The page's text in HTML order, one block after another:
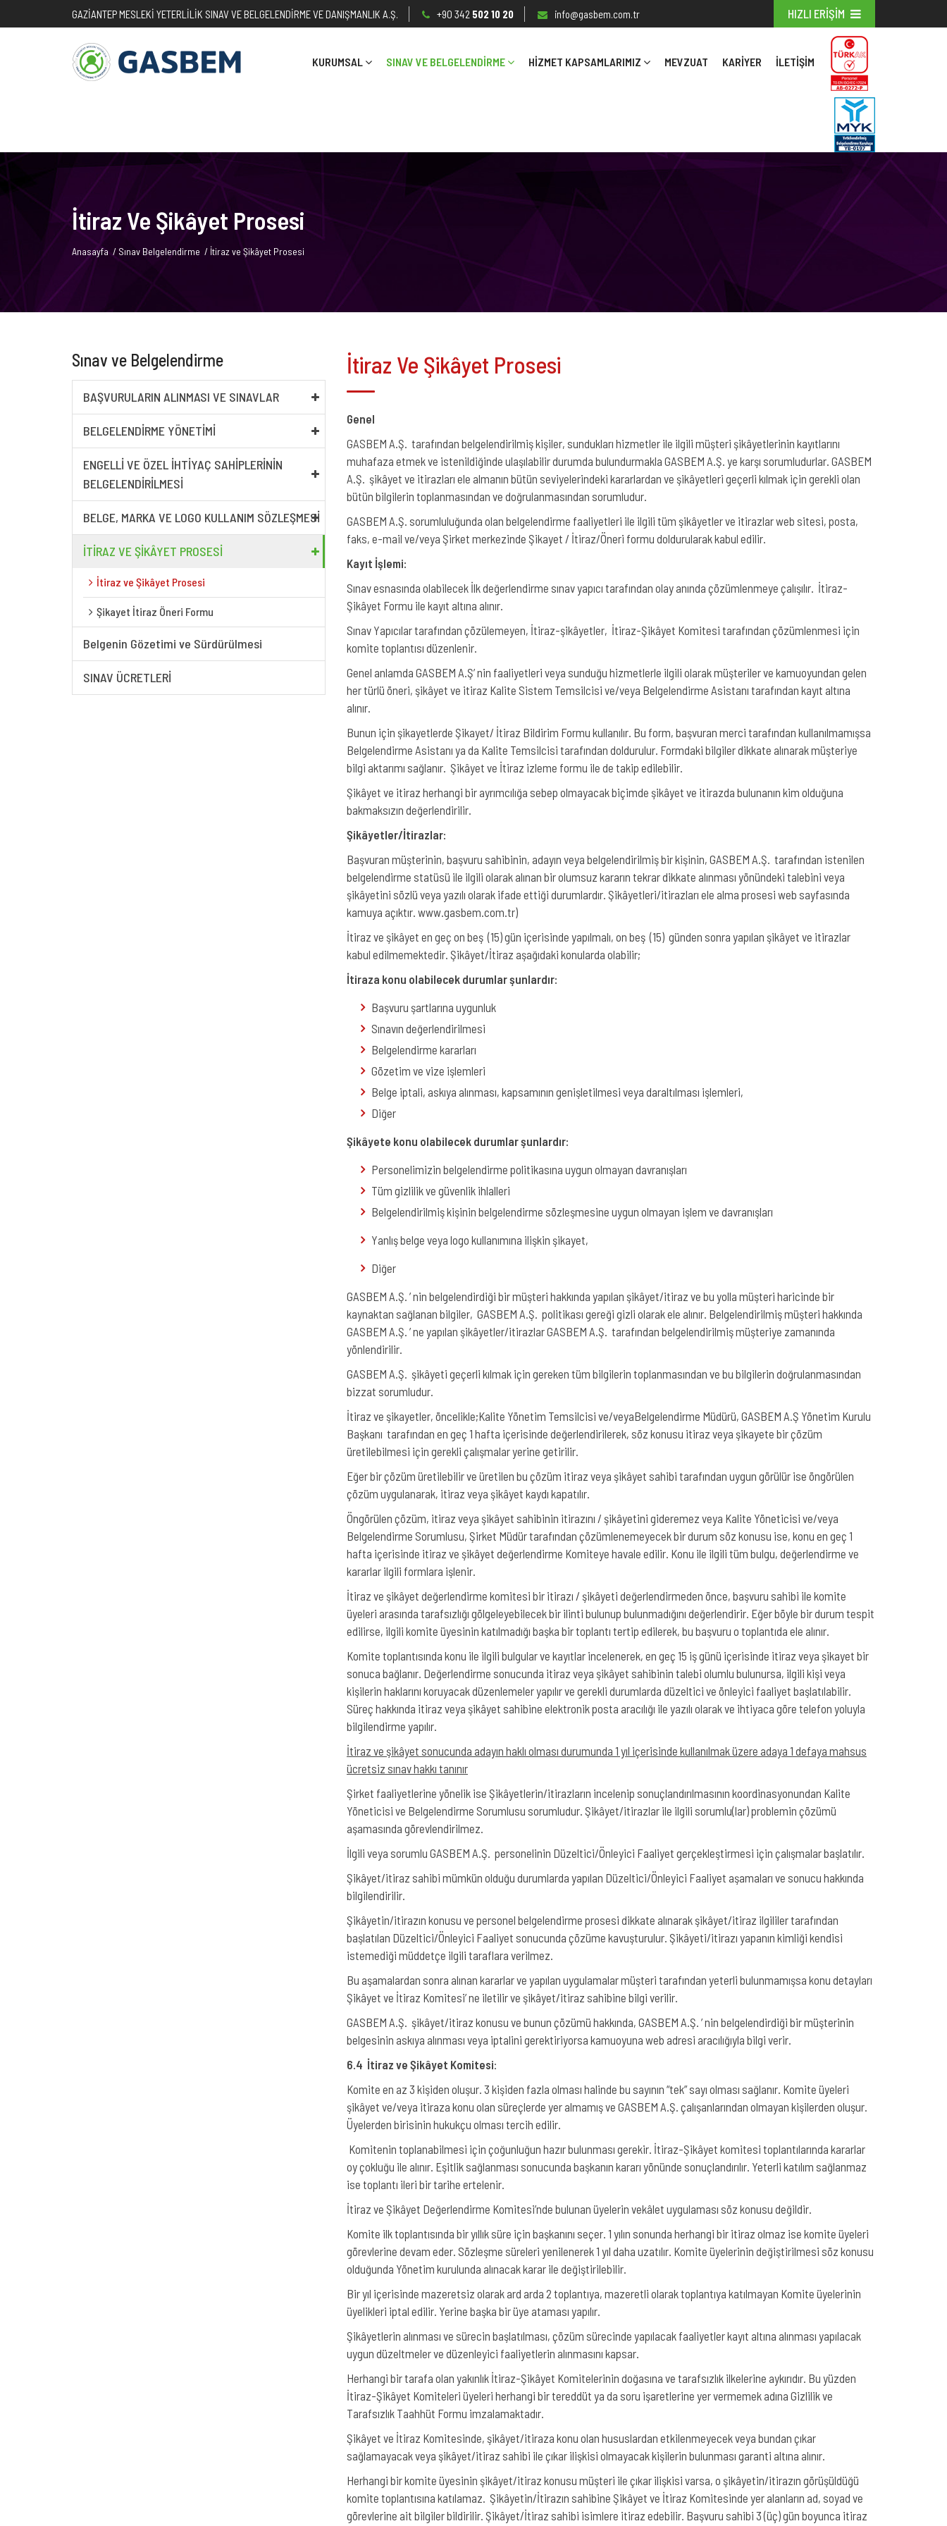
GAZIANTEP MESLEKI YETERLILIK SINAV VE BELGELENDIRME VE DANIŞMANLIK A.Ş. +90 342 502 10 20 info@gasbem.com.tr HIZLI ERİŞİM
KURUMSAL SINAV VE BELGELENDİRME HIZMET KAPSAMLARIMIZ MEVZUAT KARİYER İLETIŞIM
İtiraz Ve Şikâyet Prosesi
Anasayfa/ Sınav Belgelendirme / İtiraz ve Şikâyet Prosesi
Sınav ve Belgelendirme
BAŞVURULARIN ALINMASI VE SINAVLAR
BELGELENDIRME YÖNETIMI
ENGELLI VE ÖZEL İHTIYAÇ SAHIPLERININ
BELGELENDIRILMESI
BELGE, MARKA VE LOGO KULLANIM SÖZLEŞMESI
İTIRAZ VE ŞIKÂYET PROSESI
İtiraz ve Şikâyet Prosesi
Şikayet İtiraz Öneri Formu
Belgenin Gözetimi ve Sürdürülmesi
SINAV ÜCRETLERİ
İtiraz Ve Şikâyet Prosesi
Genel
GASBEM A.Ş. tarafından belgelendirilmiş kişiler, sundukları hizmetler ile ilgili müşteri şikâyetlerinin kayıtlarını
muhafaza etmek ve istenildiğinde ulaşılabilir durumda bulundurmakla GASBEM A.Ş. ye karşı sorumludurlar. GASBEM
A.Ş. şikâyet ve itirazları ele almanın bütün seviyelerindeki kararlardan ve şikâyetleri geçerli kılmak için gerekli olan
bütün bilgilerin toplanmasından ve doğrulanmasından sorumludur.
GASBEM A.Ş. sorumluluğunda olan belgelendirme faaliyetleri ile ilgili tüm şikâyetler ve itirazlar web sitesi, posta,
faks, e-mail ve/veya Şirket merkezinde Şikayet / İtiraz/Öneri formu doldurularak kabul edilir.
Kayıt İşlemi:
Sınav esnasında olabilecek İlk değerlendirme sınav yapıcı tarafından olay anında çözümlenmeye çalışılır. İtiraz-
Şikâyet Formu ile kayıt altına alınır.
Sınav Yapıcılar tarafından çözülemeyen, İtiraz-şikâyetler, İtiraz-Şikâyet Komitesi tarafından çözümlenmesi için
komite toplantısı düzenlenir.
Genel anlamda GASBEM A.Ş’ nin faaliyetleri veya sunduğu hizmetlerle ilgili olarak müşteriler ve kamuoyundan gelen
her türlü öneri, şikâyet ve itiraz Kalite Sistem Temsilcisi ve/veya Belgelendirme Asistanı tarafından kayıt altına
alınır.
Bunun için şikayetlerde Şikayet/ İtiraz Bildirim Formu kullanılır. Bu form, başvuran merci tarafından kullanılmamışsa
Belgelendirme Asistanı ya da Kalite Temsilcisi tarafından doldurulur. Formdaki bilgiler dikkate alınarak müşteriye
bilgi aktarımı sağlanır. Şikâyet ve İtiraz izleme formu ile de takip edilebilir.
Şikâyet ve itiraz herhangi bir ayrımcılığa sebep olmayacak biçimde şikâyet ve itirazda bulunanın kim olduğuna
bakmaksızın değerlendirilir.
Şikâyetler/İtirazlar:
Başvuran müşterinin, başvuru sahibinin, adayın veya belgelendirilmiş bir kişinin, GASBEM A.Ş. tarafından istenilen
belgelendirme statüsü ile ilgili olarak alınan bir olumsuz kararın tekrar dikkate alınması yönündeki talebini veya
şikâyetini sözlü veya yazılı olarak ifade ettiği durumlardır. Şikâyetleri/itirazları ele alma prosesi web sayfasında
kamuya açıktır. www.gasbem.com.tr)
İtiraz ve şikâyet en geç on beş (15) gün içerisinde yapılmalı, on beş (15) günden sonra yapılan şikâyet ve itirazlar
kabul edilmemektedir. Şikâyet/İtiraz aşağıdaki konularda olabilir;
İtiraza konu olabilecek durumlar şunlardır:
Başvuru şartlarına uygunluk
Sınavın değerlendirilmesi
Belgelendirme kararları
Gözetim ve vize işlemleri
Belge iptali, askıya alınması, kapsamının genişletilmesi veya daraltılması işlemleri,
Diğer
Şikâyete konu olabilecek durumlar şunlardır:
Personelimizin belgelendirme politikasına uygun olmayan davranışları
Tüm gizlilik ve güvenlik ihlalleri
Belgelendirilmiş kişinin belgelendirme sözleşmesine uygun olmayan işlem ve davranışları
Yanlış belge veya logo kullanımına ilişkin şikayet,
Diğer
GASBEM A.Ş. ’ nin belgelendirdiği bir müşteri hakkında yapılan şikâyet/itiraz ve bu yolla müşteri haricinde bir
kaynaktan sağlanan bilgiler, GASBEM A.Ş. politikası gereği gizli olarak ele alınır. Belgelendirilmiş müşteri hakkında
GASBEM A.Ş. ’ ne yapılan şikâyetler/itirazlar GASBEM A.Ş. tarafından belgelendirilmiş müşteriye zamanında
yönlendirilir.
GASBEM A.Ş. şikâyeti geçerli kılmak için gereken tüm bilgilerin toplanmasından ve bu bilgilerin doğrulanmasından
bizzat sorumludur.
İtiraz ve şikayetler, öncelikle;Kalite Yönetim Temsilcisi ve/veyaBelgelendirme Müdürü, GASBEM A.Ş Yönetim Kurulu
Başkanı tarafından en geç 1 hafta içerisinde değerlendirilerek, söz konusu itiraz veya şikayete bir çözüm
üretilebilmesi için gerekli çalışmalar yerine getirilir.
Eğer bir çözüm üretilebilir ve üretilen bu çözüm itiraz veya şikâyet sahibi tarafından uygun görülür ise öngörülen
çözüm uygulanarak, itiraz veya şikâyet kaydı kapatılır.
Öngörülen çözüm, itiraz veya şikâyet sahibinin itirazını / şikâyetini gideremez veya Kalite Yöneticisi ve/veya
Belgelendirme Sorumlusu, Şirket Müdür tarafından çözümlenemeyecek bir durum söz konusu ise, konu en geç 1
hafta içerisinde itiraz ve şikâyet değerlendirme Komiteye havale edilir. Konu ile ilgili tüm bulgu, değerlendirme ve
kararlar ilgili formlara işlenir.
İtiraz ve şikâyet değerlendirme komitesi bir itirazı / şikâyeti değerlendirmeden önce, başvuru sahibi ile komite
üyeleri arasında tarafsızlığı gölgeleyebilecek bir ilinti bulunup bulunmadığını değerlendirir. Eğer böyle bir durum tespit
edilirse, ilgili komite üyesinin katılmadığı başka bir toplantı tertip edilerek, bu başvuru o toplantıda ele alınır.
Komite toplantısında konu ile ilgili bulgular ve kayıtlar incelenerek, en geç 15 iş günü içerisinde itiraz veya şikayet bir
sonuca bağlanır. Değerlendirme sonucunda itiraz veya şikâyet sahibinin talebi olumlu bulunursa, ilgili kişi veya
kişilerin haklarını koruyacak düzenlemeler yapılır ve gerekli durumlarda düzeltici ve önleyici faaliyet başlatılabilir.
Süreç hakkında itiraz veya şikâyet sahibine elektronik posta aracılığı ile yazılı olarak ve ihtiyaca göre telefon yoluyla
bilgilendirme yapılır.
İtiraz ve şikâyet sonucunda adayın haklı olması durumunda 1 yıl içerisinde kullanılmak üzere adaya 1 defaya mahsus
ücretsiz sınav hakkı tanınır
Şirket faaliyetlerine yönelik ise Şikâyetlerin/itirazların incelenip sonuçlandırılmasının koordinasyonundan Kalite
Yöneticisi ve Belgelendirme Sorumlusu sorumludur. Şikâyet/itirazlar ile ilgili sorumlu(lar) problemin çözümü
aşamasında görevlendirilmez.
İlgili veya sorumlu GASBEM A.Ş. personelinin Düzeltici/Önleyici Faaliyet gerçekleştirmesi için çalışmalar başlatılır.
Şikâyet/itiraz sahibi mümkün olduğu durumlarda yapılan Düzeltici/Önleyici Faaliyet aşamaları ve sonucu hakkında
bilgilendirilir.
Şikâyetin/itirazın konusu ve personel belgelendirme prosesi dikkate alınarak şikâyet/itiraz ilgililer tarafından
başlatılan Düzeltici/Önleyici Faaliyet sonucunda çözüme kavuşturulur. Şikâyeti/itirazı yapanın kimliği kendisi
istemediği müddetçe ilgili taraflara verilmez.
Bu aşamalardan sonra alınan kararlar ve yapılan uygulamalar müşteri tarafından yeterli bulunmamışsa konu detayları
Şikâyet ve İtiraz Komitesi’ ne iletilir ve şikâyet/itiraz sahibine bilgi verilir.
GASBEM A.Ş. şikâyet/itiraz konusu ve bunun çözümü hakkında, GASBEM A.Ş. ’ nin belgelendirdiği bir müşterinin
belgesinin askıya alınması veya iptalini gerektiriyorsa kamuoyuna web adresi aracılığıyla bilgi verir.
6.4 İtiraz ve Şikâyet Komitesi:
Komite en az 3 kişiden oluşur. 3 kişiden fazla olması halinde bu sayının “tek” sayı olması sağlanır. Komite üyeleri
şikâyet ve/veya itiraza konu olan süreçlerde yer almamış ve GASBEM A.Ş. çalışanlarından olmayan kişilerden oluşur.
Üyelerden birisinin hukukçu olması tercih edilir.
Komitenin toplanabilmesi için çoğunluğun hazır bulunması gerekir. İtiraz-Şikâyet komitesi toplantılarında kararlar
oy çokluğu ile alınır. Eşitlik sağlanması sonucunda başkanın kararı yönünde sonuçlandırılır. Yeterli katılım sağlanmaz
ise toplantı ileri bir tarihe ertelenir.
İtiraz ve Şikâyet Değerlendirme Komitesi’nde bulunan üyelerin vekâlet uygulaması söz konusu değildir.
Komite ilk toplantısında bir yıllık süre için başkanını seçer. 1 yılın sonunda herhangi bir itiraz olmaz ise komite üyeleri
görevlerine devam eder. Sözleşme süreleri yenilenerek 1 yıl daha uzatılır. Komite üyelerinin değiştirilmesi söz konusu
olduğunda Yönetim kurulunda alınacak karar ile değiştirilebilir.
Bir yıl içerisinde mazeretsiz olarak ard arda 2 toplantıya, mazeretli olarak toplantıya katılmayan Komite üyelerinin
üyelikleri iptal edilir. Yerine başka bir üye ataması yapılır.
Şikâyetlerin alınması ve sürecin başlatılması, çözüm sürecinde yapılacak faaliyetler kayıt altına alınması yapılacak
uygun düzeltmeler ve düzenleyici faaliyetlerin alınmasını kapsar.
Herhangi bir tarafa olan yakınlık İtiraz-Şikâyet Komitelerinin doğasına ve tarafsızlık ilkelerine aykırıdır. Bu yüzden
İtiraz-Şikâyet Komiteleri üyeleri herhangi bir tereddüt ya da soru işaretlerine yer vermemek adına Gizlilik ve
Tarafsızlık Taahhüt Formu imzalamaktadır.
Şikâyet ve İtiraz Komitesinde, şikâyet/itiraza konu olan hususlardan etkilenmeyecek veya bundan çıkar
sağlamayacak veya şikâyet/itiraz sahibi ile çıkar ilişkisi olmayacak kişilerin bulunması garanti altına alınır.
Herhangi bir komite üyesinin şikâyet/itiraz konusu müşteri ile çıkar ilişkisi varsa, o şikâyetin/itirazın görüşüldüğü
komite toplantısına katılamaz. Şikâyetin/İtirazın sahibine Şikâyet ve İtiraz Komitesinde yer alanların ad, soyad ve
görevlerine ait bilgiler bildirilir. Şikâyet/İtiraz sahibi isimlere itiraz edebilir. Başvuru sahibi 3 (üç) gün boyunca itiraz